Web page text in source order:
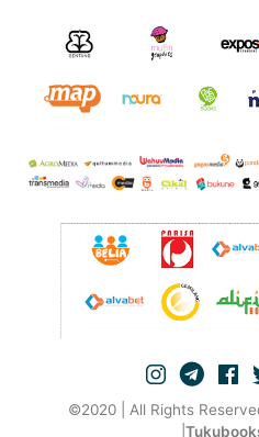
©2020 | All Rights